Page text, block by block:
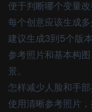
便于判断哪个变量改
每个创意应该生成多
建议生成3到5个版
参考照片和基本构
景。
怎样减少人脸和手部
使用清晰参考照片